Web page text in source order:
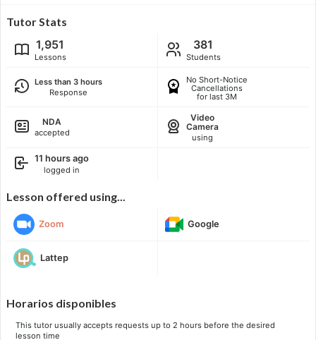
Tutor Stats
1,951
Lessons
381
Students
Less than 3 hours
Response
No Short-Notice
Cancellations
for last 3M
NDA
accepted
Video
Camera
using
11 hours ago
logged in
Lesson offered using...
Zoom Google
Lattep
Horarios disponibles
This tutor usually accepts requests up to 2 hours before the desired
lesson time